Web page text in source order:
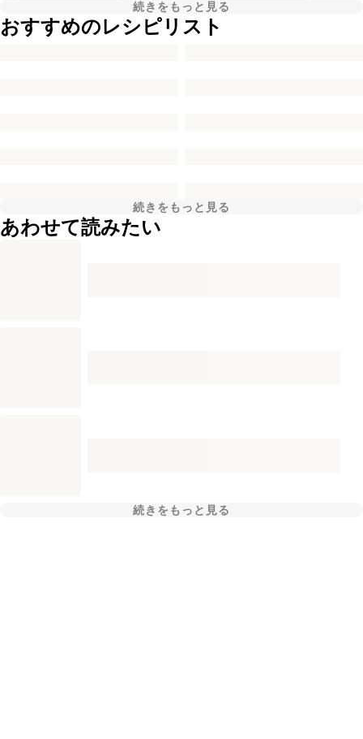
続きをもっと見る
おすすめのレシピリスト
続きをもっと見る
あわせて読みたい
続きをもっと見る